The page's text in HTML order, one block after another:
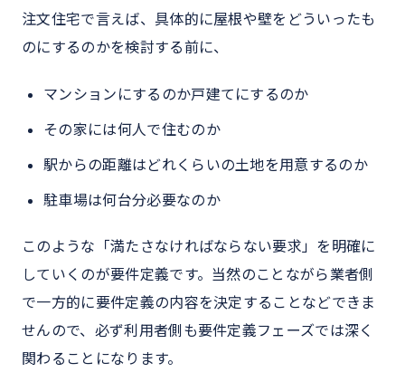
注文住宅で言えば、具体的に屋根や壁をどういったも
のにするのかを検討する前に、
マンションにするのか戸建てにするのか
その家には何人で住むのか
駅からの距離はどれくらいの土地を用意するのか
駐車場は何台分必要なのか
このような「満たさなければならない要求」を明確に
していくのが要件定義です。当然のことながら業者側
で一方的に要件定義の内容を決定することなどできま
せんので、必ず利用者側も要件定義フェーズでは深く
関わることになります。